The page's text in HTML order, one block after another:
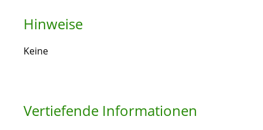
Hinweise
Keine
Vertiefende Informationen